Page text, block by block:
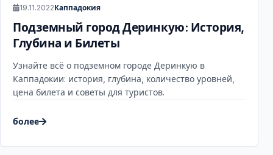
19.11.2022Каппадокия
Подземный город Деринкую: История,
Глубина и Билеты
Узнайте всё о подземном городе Деринкую в
Каппадокии: история, глубина, количество уровней,
цена билета и советы для туристов.
более